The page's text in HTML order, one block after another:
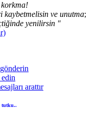
korkma!
kaybetmelisin ve unutma;
yenilirsin "
arattır
tutku..